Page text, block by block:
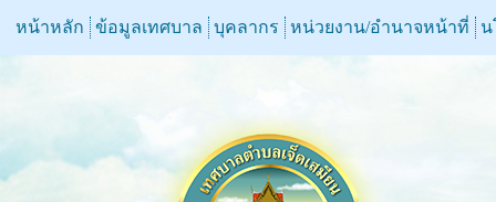
หน้าหลัก ข้อมูลเทศบาล บุคลากร หน่วยงาน/อำนาจหน้าที่ น